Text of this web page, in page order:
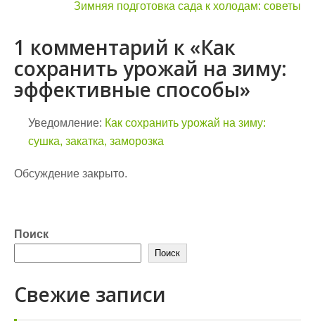
записямЗимняя подготовка сада к холодам: советы
1 комментарий к «Как
сохранить урожай на зиму:
эффективные способы»
Уведомление: Как сохранить урожай на зиму:
сушка, закатка, заморозка
Обсуждение закрыто.
Поиск
Поиск
Свежие записи